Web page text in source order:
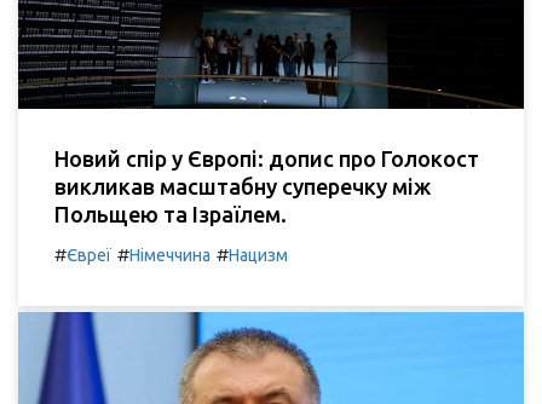
Новий спір у Європі: допис про Голокост
викликав масштабну суперечку між
Польщею та Ізраїлем.
#Євреї #Німеччина #Нацизм